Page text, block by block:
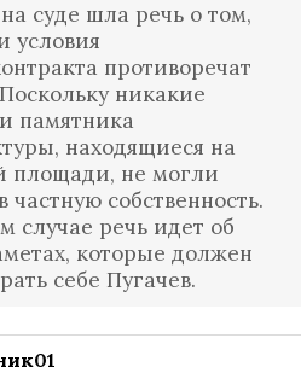
суде шла речь о том,
условия
противоречат
никакие
памятника
находящиеся на
площади, не могли
частную собственность.
случае речь идет об
которые должен
себе Пугачев.